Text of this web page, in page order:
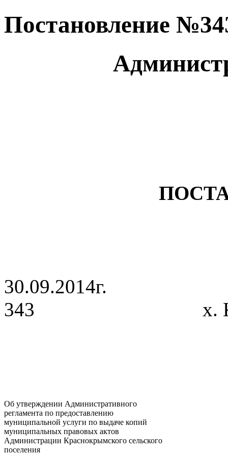
Постановление
343 х.
Об утверждении Административного
регламента по предоставлению
муниципальной услуги по выдаче копий
муниципальных правовых актов
Администрации Краснокрымского сельского
поселения